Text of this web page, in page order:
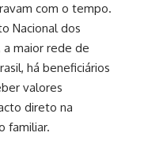
com o tempo.
Nacional dos
a maior rede de
há beneficiários
valores
direto na
familiar.